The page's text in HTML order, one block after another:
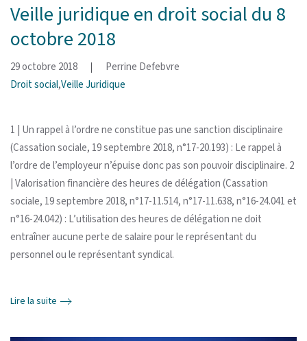
Veille juridique en droit social du 8
octobre 2018
29 octobre 2018
Perrine Defebvre
Droit social,Veille Juridique
1 | Un rappel à l’ordre ne constitue pas une sanction disciplinaire
(Cassation sociale, 19 septembre 2018, n°17-20.193) : Le rappel à
l’ordre de l’employeur n’épuise donc pas son pouvoir disciplinaire. 2
| Valorisation financière des heures de délégation (Cassation
sociale, 19 septembre 2018, n°17-11.514, n°17-11.638, n°16-24.041 et
n°16-24.042) : L’utilisation des heures de délégation ne doit
entraîner aucune perte de salaire pour le représentant du
personnel ou le représentant syndical.
Lire la suite